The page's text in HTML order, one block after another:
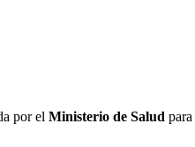
por el Ministerio de Salud